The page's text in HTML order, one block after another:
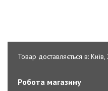
Товар доставляється в:
Робота магазину